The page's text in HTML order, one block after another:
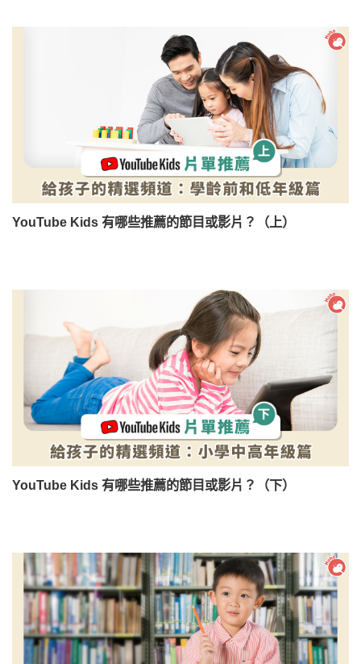
YouTube Kids 有哪些推薦的節目或影片？（上）
YouTube Kids 有哪些推薦的節目或影片？（下）